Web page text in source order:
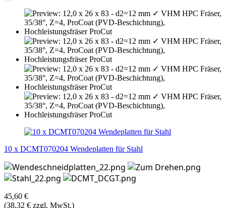
10 x DCMT070204 Wendeplatten für Stahl
45,60 €
(38,32 € zzgl. MwSt.)